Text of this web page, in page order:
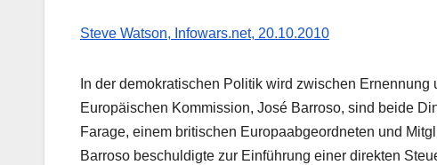
Steve Watson, Infowars.net, 20.10.2010
In der demokratischen Politik wird zwischen
Europäischen Kommission, José Barroso, sind beide
Farage, einem britischen Europaabgeordneten und
Barroso beschuldigte zur Einführung einer direkten